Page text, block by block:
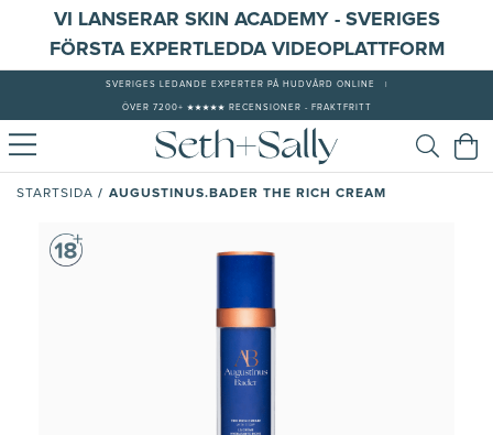
VI LANSERAR SKIN ACADEMY - SVERIGES
FÖRSTA EXPERTLEDDA VIDEOPLATTFORM
SVERIGES LEDANDE EXPERTER PÅ HUDVÅRD ONLINE
ÖVER 7200+ ★★★★★ RECENSIONER - FRAKTFRITT
STARTSIDA / AUGUSTINUS.BADER THE RICH CREAM